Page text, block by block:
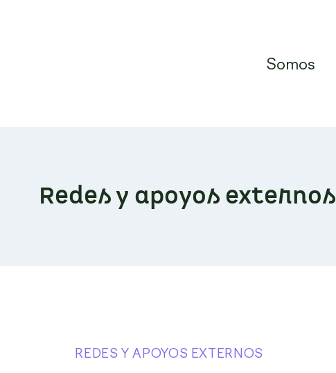
Somos
Redes y apoyos externos
REDES Y APOYOS EXTERNOS